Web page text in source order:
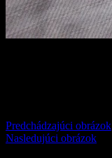
Predchádzajúci obrázok
Nasledujúci obrázok